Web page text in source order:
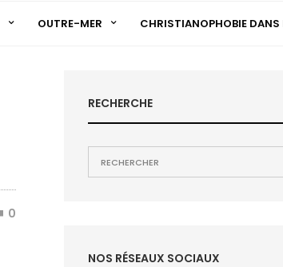
OUTRE-MER CHRISTIANOPHOBIE DANS
0
RECHERCHE
NOS RÉSEAUX SOCIAUX